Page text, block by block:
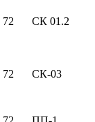
72 СК 01.2
72 СК-03